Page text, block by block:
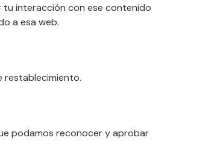
tu interacción con ese contenido
a esa web.
restablecimiento.
podamos reconocer y aprobar